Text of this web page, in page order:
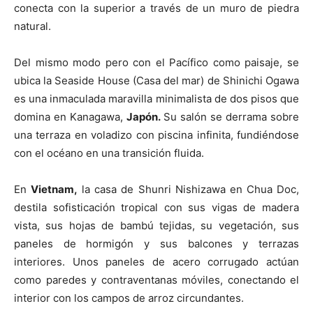
conecta con la superior a través de un muro de piedra
natural.
Del mismo modo pero con el Pacífico como paisaje, se
ubica la Seaside House (Casa del mar) de Shinichi Ogawa
es una inmaculada maravilla minimalista de dos pisos que
domina en Kanagawa, Japón. Su salón se derrama sobre
una terraza en voladizo con piscina infinita, fundiéndose
con el océano en una transición fluida.
EnVietnam, la casa de Shunri Nishizawa en Chua Doc,
destila sofisticación tropical con sus vigas de madera
vista, sus hojas de bambú tejidas, su vegetación, sus
paneles de hormigón y sus balcones y terrazas
interiores. Unos paneles de acero corrugado actúan
como paredes y contraventanas móviles, conectando el
interior con los campos de arroz circundantes.